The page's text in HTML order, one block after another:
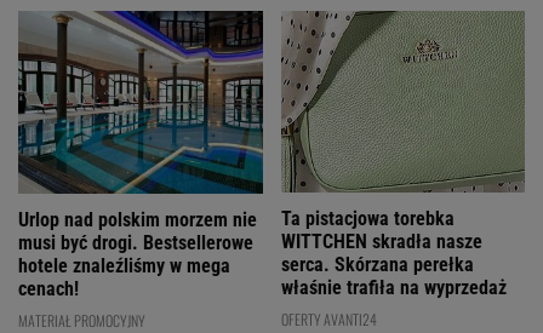
Urlop nad polskim morzem nie
musi być drogi. Bestsellerowe
hotele znaleźliśmy w mega
cenach!
MATERIAŁ PROMOCYJNY
Ta pistacjowa torebka
WITTCHEN skradła nasze
serca. Skórzana perełka
właśnie trafiła na wyprzedaż
OFERTY AVANTI24